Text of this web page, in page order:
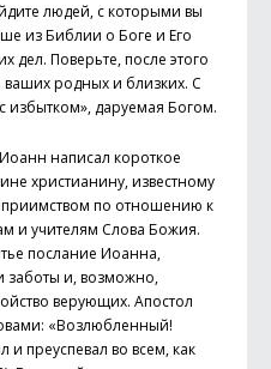
людей, с которыми вы
из Библии о Боге и Его
дел. Поверьте, после этого
родных и близких. С
избытком», даруемая Богом.
написал короткое
христианину, известному
по отношению к
и учителям Слова Божия.
послание Иоанна,
заботы и, возможно,
верующих. Апостол
«Возлюбленный!
и преуспевал во всем, как